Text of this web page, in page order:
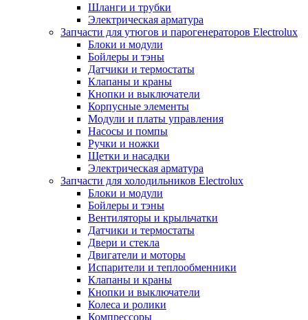
Шланги и трубки
Электрическая арматура
Запчасти для утюгов и парогенераторов Electrolux
Блоки и модули
Бойлеры и тэны
Датчики и термостаты
Клапаны и краны
Кнопки и выключатели
Корпусные элементы
Модули и платы управления
Насосы и помпы
Ручки и ножки
Щетки и насадки
Электрическая арматура
Запчасти для холодильников Electrolux
Блоки и модули
Бойлеры и тэны
Вентиляторы и крыльчатки
Датчики и термостаты
Двери и стекла
Двигатели и моторы
Испарители и теплообменники
Клапаны и краны
Кнопки и выключатели
Колеса и ролики
Компрессоры